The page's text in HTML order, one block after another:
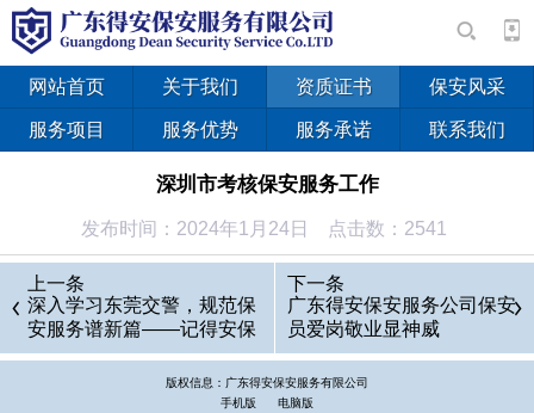
网站首页 关于我们 资质证书 保安风采
服务项目 服务优势 服务承诺 联系我们
深圳市考核保安服务工作
发布时间：2024年1月24日 点击数：2541
上一条
深入学习东莞交警，规范保
安服务谱新篇——记得安保
安服务公司驻东莞三益汽车
下一条
广东得安保安服务公司保安
员爱岗敬业显神威
版权信息：广东得安保安服务有限公司
手机版
电脑版